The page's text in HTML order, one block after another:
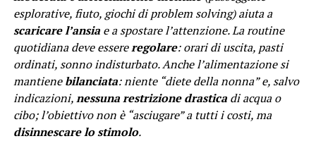
esplorative, fiuto, giochi di problem solving) aiuta a
scaricare l’ansiae a spostare l’attenzione. La routine
quotidiana deve essereregolare: orari di uscita, pasti
ordinati, sonno indisturbato. Anche l’alimentazione si
mantienebilanciata: niente “diete della nonna” e, salvo
indicazioni,nessuna restrizione drasticadi acqua o
cibo; l’obiettivo non è “asciugare” a tutti i costi, ma
disinnescare lo stimolo.